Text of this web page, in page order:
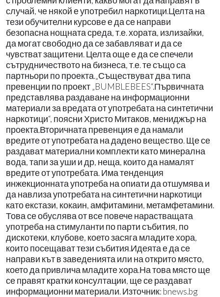
случай, че някой е употребил наркотици.Целта на
тези обучителни курсове е да се направи
безопасна нощната среда, т.е. хората, излизайки,
да могат свободно да се забавляват и да се
чувстват защитени. Целта още е да се спечели
сътрудничеството на бизнеса, т.е. те също са
партньори по проекта.„Съществуват два типа
превенции по проект „BUMBLEBEES“.Първичната
представлява раздаване на информационни
материали за вредата от употребата на синтетични
наркотици“, поясни Христо Митаков, мениджър на
проекта.Вторичната превенция е да намали
вредите от употребата на дадено вещество. Ще се
раздават материални комплекти като минерална
вода, тапи за уши и др, неща, които да намалят
вредите от употребата. Има тенденция
инжекционната употреба на опиати да отшумява и
да навлиза употребата на синтетични наркотици
като екстази, кокаин, амфитамини, метамфетамини.
Това се обуслява от все повече нарастващата
употреба на стимуланти по парти събития, по
дискотеки, клубове, което засяга младите хора,
които посещават тези събития.Идеята е да се
направи кът в заведенията или на открито място,
което да привлича младите хора.На това място ще
се правят кратки консултации, ще се раздават
информационни материали. Източник: bnews.bg